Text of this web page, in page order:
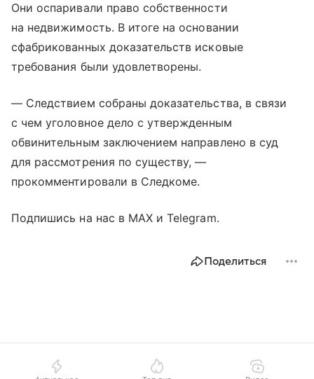
Они оспаривали право собственности
на недвижимость. В итоге на основании
сфабрикованных доказательств исковые
требования были удовлетворены.
— Следствием собраны доказательства, в связи
с чем уголовное дело с утвержденным
обвинительным заключением направлено в суд
для рассмотрения по существу, —
прокомментировали в Следкоме.
Подпишись на нас в MAX и Telegram.
Поделиться